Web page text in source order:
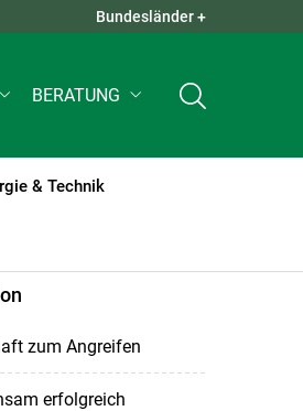
QUICK LINKS +
Bundesländer +
BERATUNG
& Technik
zum Angreifen
erfolgreich